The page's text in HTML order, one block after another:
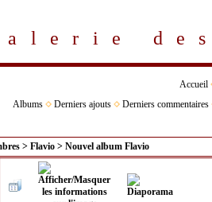
alerie
Accueil
Albums
Derniers ajouts Derniers commentaires
> Flavio > Nouvel album Flavio